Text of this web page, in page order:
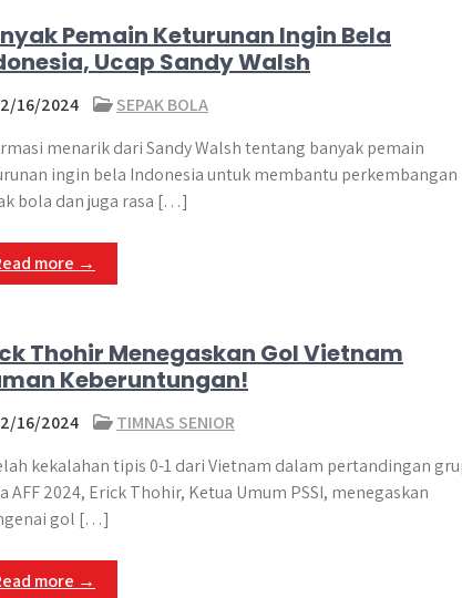
Pemain Keturunan Ingin Bela
Ucap Sandy Walsh
16/2024
SEPAK BOLA
menarik dari Sandy Walsh tentang banyak pemain
ingin bela Indonesia untuk membantu perkembangan
bola dan juga rasa […]
more →
Thohir Menegaskan Gol Vietnam
Keberuntungan!
16/2024
TIMNAS SENIOR
kekalahan tipis 0-1 dari Vietnam dalam pertandingan
AFF 2024, Erick Thohir, Ketua Umum PSSI, menegaskan
gol […]
more →